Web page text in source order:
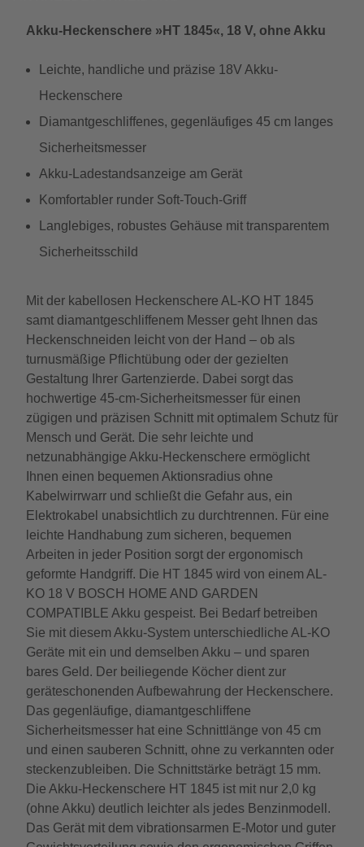
Akku-Heckenschere »HT 1845«, 18 V, ohne Akku
Leichte, handliche und präzise 18V Akku-
Heckenschere
Diamantgeschliffenes, gegenläufiges 45 cm langes
Sicherheitsmesser
Akku-Ladestandsanzeige am Gerät
Komfortabler runder Soft-Touch-Griff
Langlebiges, robustes Gehäuse mit transparentem
Sicherheitsschild
Mit der kabellosen Heckenschere AL-KO HT 1845
samt diamantgeschliffenem Messer geht Ihnen das
Heckenschneiden leicht von der Hand – ob als
turnusmäßige Pflichtübung oder der gezielten
Gestaltung Ihrer Gartenzierde. Dabei sorgt das
hochwertige 45-cm-Sicherheitsmesser für einen
zügigen und präzisen Schnitt mit optimalem Schutz für
Mensch und Gerät. Die sehr leichte und
netzunabhängige Akku-Heckenschere ermöglicht
Ihnen einen bequemen Aktionsradius ohne
Kabelwirrwarr und schließt die Gefahr aus, ein
Elektrokabel unabsichtlich zu durchtrennen. Für eine
leichte Handhabung zum sicheren, bequemen
Arbeiten in jeder Position sorgt der ergonomisch
geformte Handgriff. Die HT 1845 wird von einem AL-
KO 18 V BOSCH HOME AND GARDEN
COMPATIBLE Akku gespeist. Bei Bedarf betreiben
Sie mit diesem Akku-System unterschiedliche AL-KO
Geräte mit ein und demselben Akku – und sparen
bares Geld. Der beiliegende Köcher dient zur
geräteschonenden Aufbewahrung der Heckenschere.
Das gegenläufige, diamantgeschliffene
Sicherheitsmesser hat eine Schnittlänge von 45 cm
und einen sauberen Schnitt, ohne zu verkannten oder
steckenzubleiben. Die Schnittstärke beträgt 15 mm.
Die Akku-Heckenschere HT 1845 ist mit nur 2,0 kg
(ohne Akku) deutlich leichter als jedes Benzinmodell.
Das Gerät mit dem vibrationsarmen E-Motor und guter